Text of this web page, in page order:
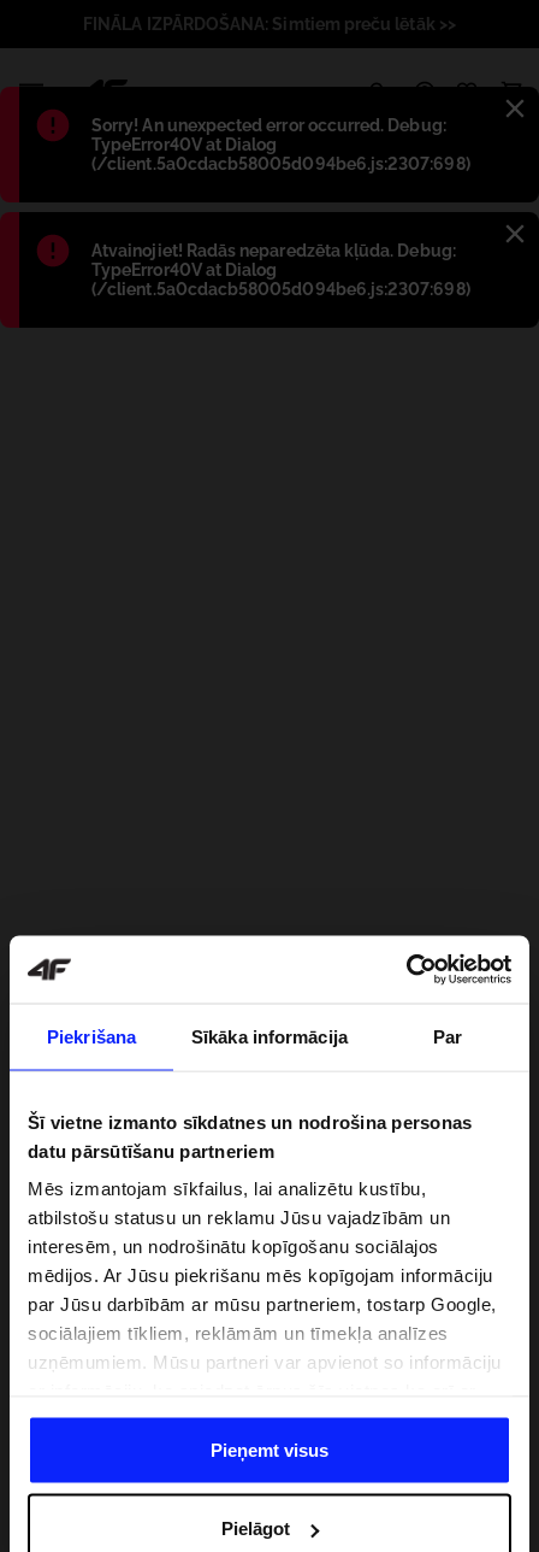
Piekrišana Sīkāka informācija Par
Šī vietne izmanto sīkdatnes un nodrošina personas
datu pārsūtīšanu partneriem
Mēs izmantojam sīkfailus, lai analizētu kustību,
atbilstošu statusu un reklamu Jūsu vajadzībām un
interesēm, un nodrošinātu kopīgošanu sociālajos
mēdijos. Ar Jūsu piekrišanu mēs kopīgojam informāciju
par Jūsu darbībām ar mūsu partneriem, tostarp Google,
sociālajiem tīkliem, reklāmām un tīmekļa analīzes
uzņēmumiem. Mūsu partneri var apvienot so informāciju
datiem, ko viņi iegūst, izmantojot viņu pakalpojumus. Ar
Jūsu atļauju, mēs varam pārsūtīt Jūsu personas datus
saviem partneriem, lai uzlabotu veidu, kadā tiek rādīta
saturu un uzlabotu mūsu partneru piedāvātos risinajumus
Pieņemt visus
Pielāgot
Błąd:
Sorry! An unexpected error occurred. Debug:
TypeError40V at Dialog
(/client.5a0cdacb58005d094be6.js:2307:698)
Błąd:
Atvainojiet! Radās neparedzēta kļūda. Debug:
TypeError40V at Dialog
(/client.5a0cdacb58005d094be6.js:2307:698)
FINĀLA IZPĀRDOŠANA: Simtiem preču lētāk >>